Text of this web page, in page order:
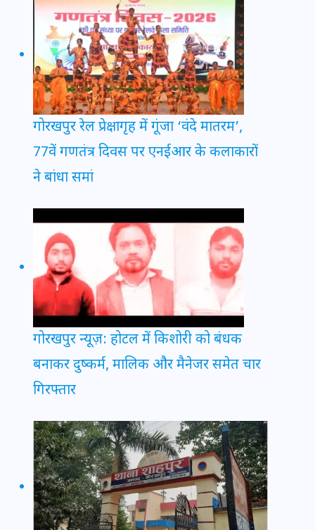
गोरखपुर रेल प्रेक्षागृह में गूंजा ‘वंदे मातरम’,
77वें गणतंत्र दिवस पर एनईआर के कलाकारों
ने बांधा समां
गोरखपुर न्यूज़: होटल में किशोरी को बंधक
बनाकर दुष्कर्म, मालिक और मैनेजर समेत चार
गिरफ्तार